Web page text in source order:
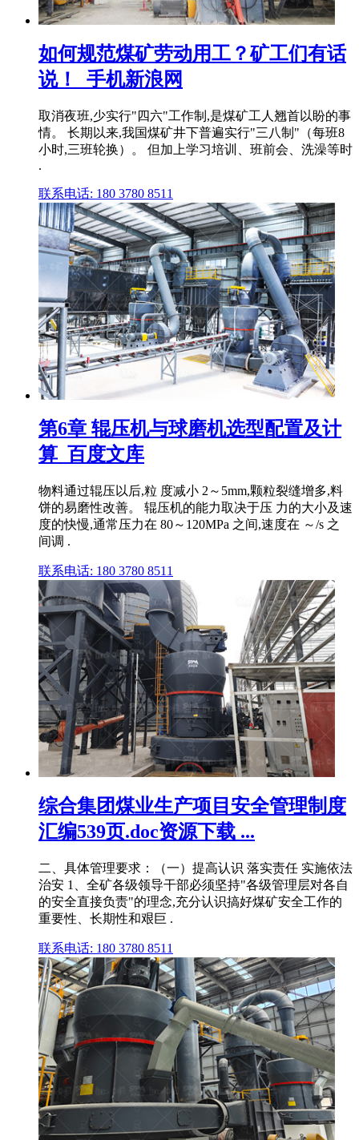
如何规范煤矿劳动用工？矿工们有话
说！_手机新浪网
取消夜班,少实行"四六"工作制,是煤矿工人翘首以盼的事
情。 长期以来,我国煤矿井下普遍实行"三八制"（每班8
小时,三班轮换）。 但加上学习培训、班前会、洗澡等时
.
联系电话: 180 3780 8511
第6章 辊压机与球磨机选型配置及计
算_百度文库
物料通过辊压以后,粒 度减小 2～5mm,颗粒裂缝增多,料
饼的易磨性改善。 辊压机的能力取决于压 力的大小及速
度的快慢,通常压力在 80～120MPa 之间,速度在 ～/s 之
间调 .
联系电话: 180 3780 8511
综合集团煤业生产项目安全管理制度
汇编539页.doc资源下载 ...
二、具体管理要求：（一）提高认识 落实责任 实施依法
治安 1、全矿各级领导干部必须坚持"各级管理层对各自
的安全直接负责"的理念,充分认识搞好煤矿安全工作的
重要性、长期性和艰巨 .
联系电话: 180 3780 8511